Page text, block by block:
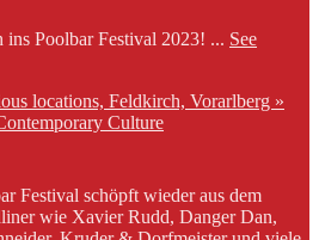
Poolbar Festival 2023! ... See
locations, Feldkirch, Vorarlberg »
Culture
Festival schöpft wieder aus dem
wie Xavier Rudd, Danger Dan,